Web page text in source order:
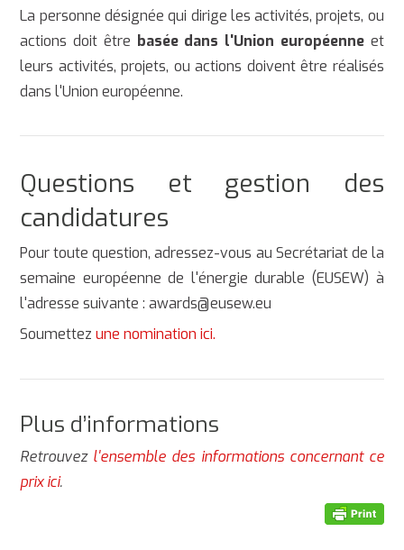
La personne désignée qui dirige les activités, projets, ou
actions doit être basée dans l'Union européenneet
leurs activités, projets, ou actions doivent être réalisés
dans l'Union européenne.
Questions et gestion des
candidatures
Pour toute question, adressez-vous au Secrétariat de la
semaine européenne de l'énergie durable (EUSEW) à
l'adresse suivante : awards@eusew.eu
Soumettezune nomination ici.
Plus d’informations
Retrouvez l'ensemble des informations concernant ce
prix ici.